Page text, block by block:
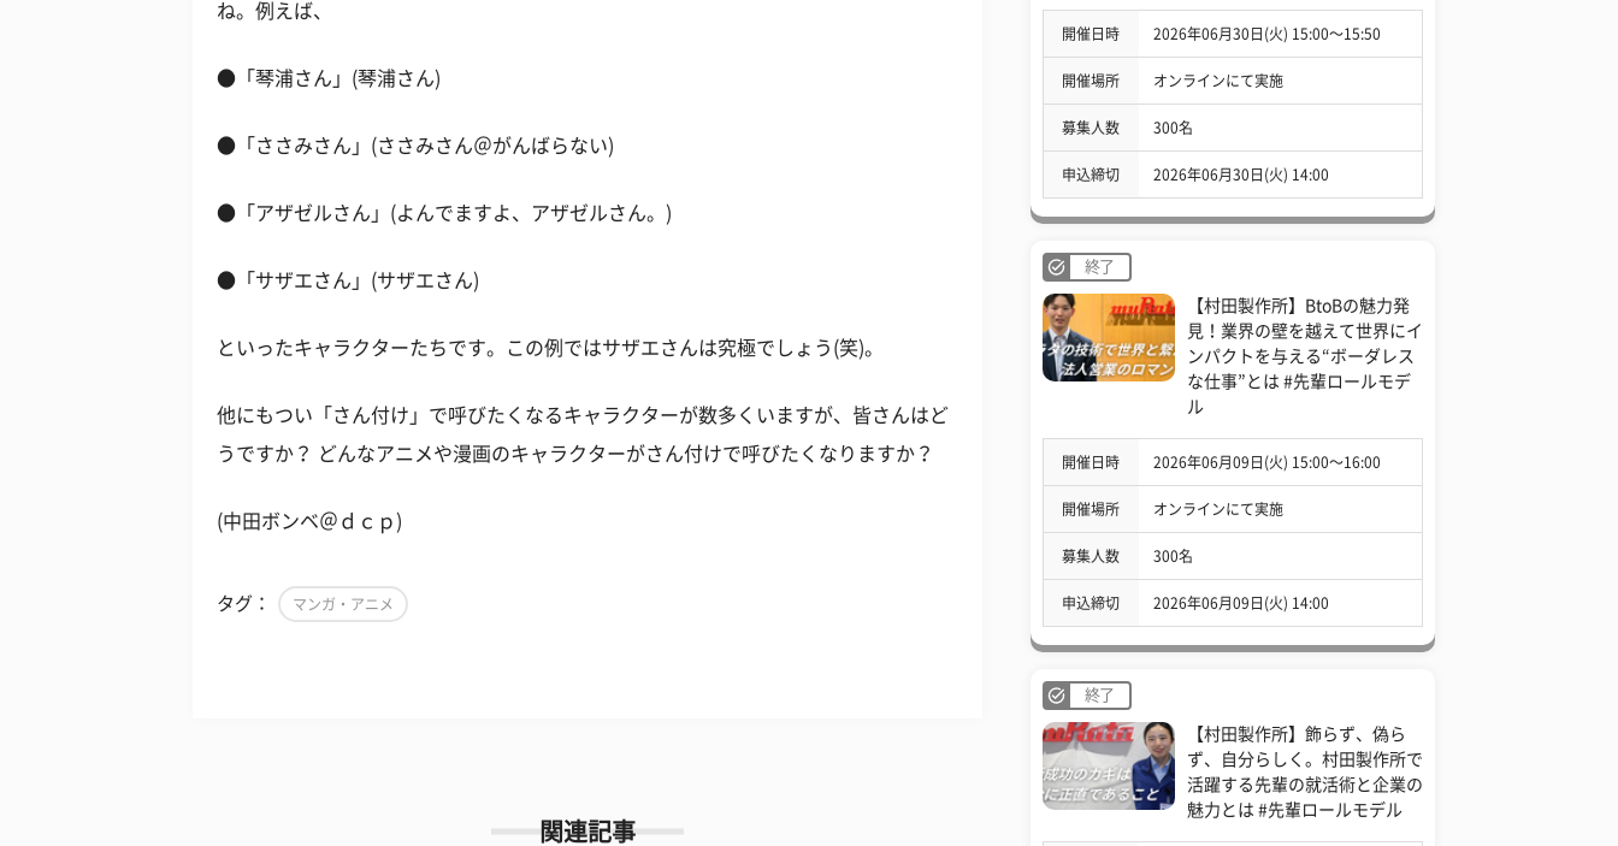
ね。例えば、
●「琴浦さん」(琴浦さん)
●「ささみさん」(ささみさん＠がんばらない)
●「アザゼルさん」(よんでますよ、アザゼルさん。)
●「サザエさん」(サザエさん)
といったキャラクターたちです。この例ではサザエさんは究極でしょう(笑)。
他にもつい「さん付け」で呼びたくなるキャラクターが数多くいますが、皆さんはど
うですか？ どんなアニメや漫画のキャラクターがさん付けで呼びたくなりますか？
(中田ボンベ＠ｄｃｐ)
タグ： マンガ・アニメ
関連記事
開催日時 2026年06月30日(火) 15:00〜15:50
開催場所 オンラインにて実施
募集人数 300名
申込締切 2026年06月30日(火) 14:00
終了
【村田製作所】BtoBの魅力発
見！業界の壁を越えて世界にイ
ンパクトを与える“ボーダレス
な仕事”とは #先輩ロールモデ
ル
開催日時 2026年06月09日(火) 15:00〜16:00
開催場所 オンラインにて実施
募集人数 300名
申込締切 2026年06月09日(火) 14:00
終了
【村田製作所】飾らず、偽ら
ず、自分らしく。村田製作所で
活躍する先輩の就活術と企業の
魅力とは #先輩ロールモデル